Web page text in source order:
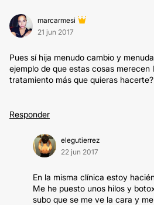
marcarmesi
21 jun 2017
Pues sí hija menudo cambio y
ejemplo de que estas cosas merecen
tratamiento más que quieras hacerte?
Responder
elegutierrez
22 jun 2017
En la misma clínica estoy
Me he puesto unos hilos y
subo que se me ve la cara y